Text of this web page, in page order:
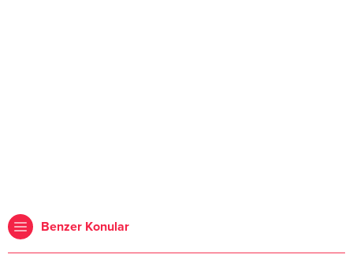
Benzer Konular